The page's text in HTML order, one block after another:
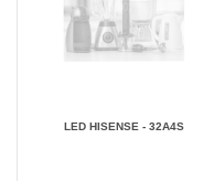
LED HISENSE - 32A4S